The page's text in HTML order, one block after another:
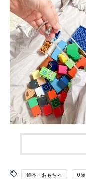
絵本・おもちゃ 0歳